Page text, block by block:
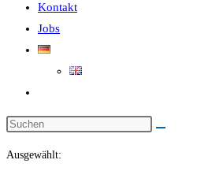
Kontakt
Jobs
umschalten
Diese
durchsuchen
Ausgewählt: